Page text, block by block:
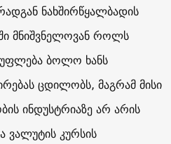
ნახშირწყალბადის
მნიშვნელოვან როლს
ბოლო ხანს
ცდილობს, მაგრამ მისი
ინდუსტრიაზე არ არის
ვალუტის კურსის